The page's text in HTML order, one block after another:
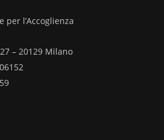
per l’Accoglienza
– 20129 Milano